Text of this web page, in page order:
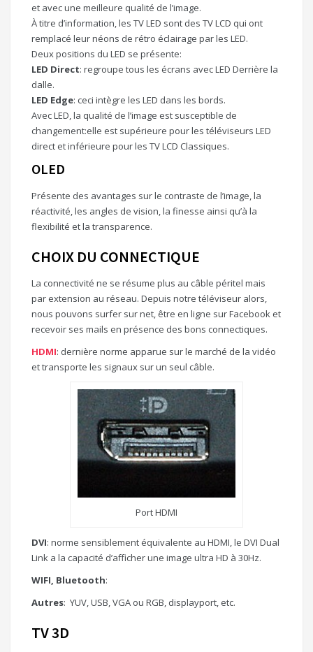
et avec une meilleure qualité de l’image.
À titre d’information, les TV LED sont des TV LCD qui ont
remplacé leur néons de rétro éclairage par les LED.
Deux positions du LED se présente:
LED Direct: regroupe tous les écrans avec LED Derrière la
dalle.
LED Edge: ceci intègre les LED dans les bords.
Avec LED, la qualité de l’image est susceptible de
changement:elle est supérieure pour les téléviseurs LED
direct et inférieure pour les TV LCD Classiques.
OLED
Présente des avantages sur le contraste de l’image, la
réactivité, les angles de vision, la finesse ainsi qu’à la
flexibilité et la transparence.
CHOIX DU CONNECTIQUE
La connectivité ne se résume plus au câble péritel mais
par extension au réseau. Depuis notre téléviseur alors,
nous pouvons surfer sur net, être en ligne sur Facebook et
recevoir ses mails en présence des bons connectiques.
HDMI: dernière norme apparue sur le marché de la vidéo
et transporte les signaux sur un seul câble.
Port HDMI
DVI: norme sensiblement équivalente au HDMI, le DVI Dual
Link a la capacité d’afficher une image ultra HD à 30Hz.
WIFI, Bluetooth:
Autres: YUV, USB, VGA ou RGB, displayport, etc.
TV 3D